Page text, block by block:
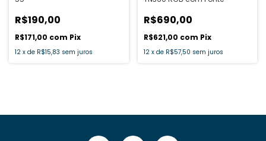
R$190,00
R$171,00 com Pix
12 x de R$15,83 sem juros
R$690,00
R$621,00 com Pix
12 x de R$57,50 sem juros